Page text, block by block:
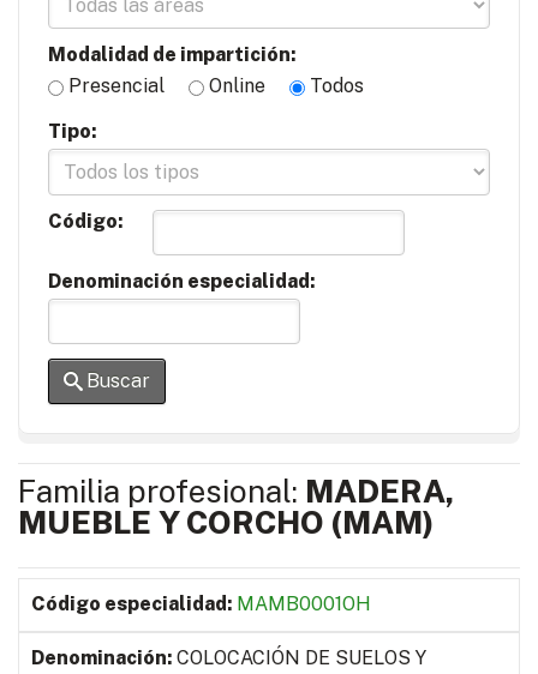
Modalidad de impartición:
Presencial
Online
Todos
Tipo:
Código:
Denominación especialidad:
Buscar
Familia profesional: MADERA,
MUEBLE Y CORCHO (MAM)
MAMB0001OH
COLOCACIÓN DE SUELOS Y